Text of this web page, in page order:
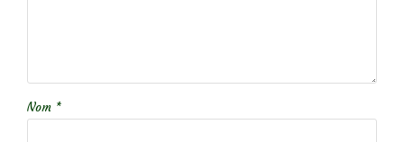
Nom *